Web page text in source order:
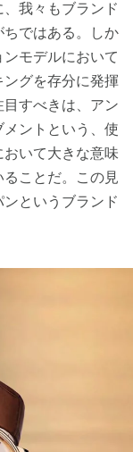
我々もブランド
ちではある。しか
モデルにおいて
グを存分に発揮
すべきは、アン
ントという、使
いて大きな意味
ことだ。この見
というブランド